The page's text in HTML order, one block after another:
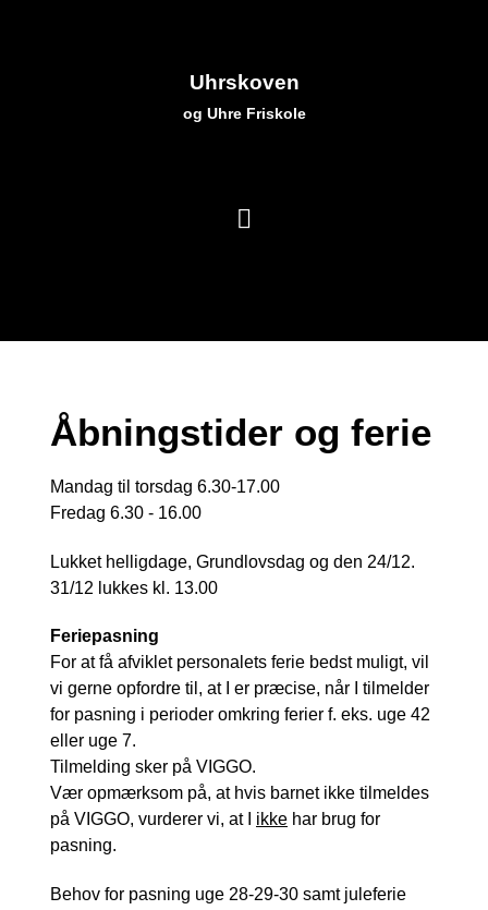
Uhrskoven
og Uhre Friskole
Åbningstider og ferie
Mandag til torsdag 6.30-17.00
Fredag 6.30 - 16.00
Lukket helligdage, Grundlovsdag og den 24/12.
31/12 lukkes kl. 13.00
Feriepasning
For at få afviklet personalets ferie bedst muligt, vil
vi gerne opfordre til, at I er præcise, når I tilmelder
for pasning i perioder omkring ferier f. eks. uge 42
eller uge 7.
Tilmelding sker på VIGGO.
Vær opmærksom på, at hvis barnet ikke tilmeldes
på VIGGO, vurderer vi, at I ikke har brug for
pasning.
Behov for pasning uge 28-29-30 samt juleferie